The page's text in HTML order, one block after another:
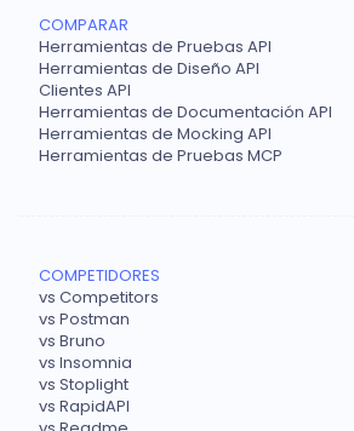
COMPARAR
Herramientas de Pruebas API
Herramientas de Diseño API
Clientes API
Herramientas de Documentación API
Herramientas de Mocking API
Herramientas de Pruebas MCP
COMPETIDORES
vs Competitors
vs Postman
vs Bruno
vs Insomnia
vs Stoplight
vs RapidAPI